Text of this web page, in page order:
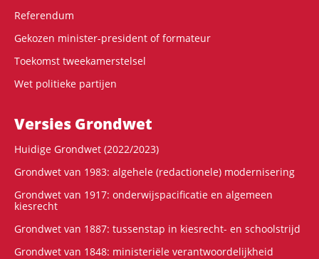
Referendum
Gekozen minister-president of formateur
Toekomst tweekamerstelsel
Wet politieke partijen
Versies Grondwet
Huidige Grondwet (2022/2023)
Grondwet van 1983: algehele (redactionele) modernisering
Grondwet van 1917: onderwijspacificatie en algemeen
kiesrecht
Grondwet van 1887: tussenstap in kiesrecht- en schoolstrijd
Grondwet van 1848: ministeriële verantwoordelijkheid